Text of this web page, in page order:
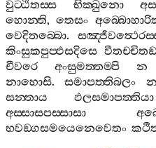
වුට‍්ඨිතස‍්ස භික‍්ඛුනො
හොන‍්ති,තෙසං
වෙදිතබ‍්බො.
කිංසුකපුප‍්ඵසදිසෙ
චීවරෙ
අංසුමත‍්තම‍්පි න
නාහොසි.සමාපත‍්තිබලං
සන‍්තාය
ඵලසමාපත‍්තියා
අස‍්සාසපස‍්සාසා
භවඞ‍්ගසමයෙනෙවෙතං